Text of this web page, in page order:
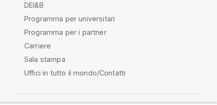
DEI&B
Programma per universitari
Programma per i partner
Carriere
Sala stampa
Uffici in tutto il mondo/Contatti